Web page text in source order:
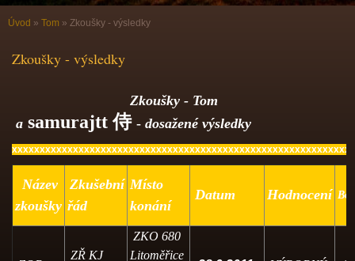
Úvod » Tom » Zkoušky - výsledky
Zkoušky - výsledky
Zkoušky - Tom
a samurajtt侍 - dosažené výsledky
Název
zkoušky
Zkušební
řád
Místo
konání
Datum Hodnocení
ZŘ KJ
ZKO 680
Litoměřice